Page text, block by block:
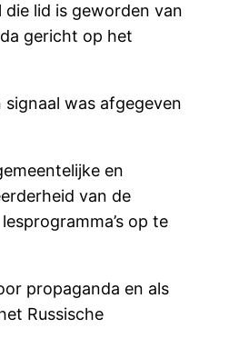
lid is geworden van
gericht op het
was afgegeven
en
van de
op te
propaganda en als
Russische